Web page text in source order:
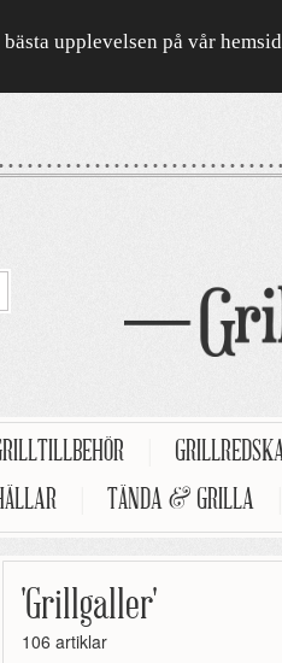
upplevelsen på vår
TÄNDA & GRILLA
'Grillgaller'
106 artiklar